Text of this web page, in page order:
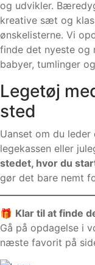
og udvikler.
kreative sæt og
ønskelisterne. Vi
finde det nyeste og
babyer, tumlinger
Legetøj
sted
Uanset om du
legekassen eller
stedet, hvor du
gør det bare nemt
🎁 Klar til at finde
Gå på opdagelse i
næste favorit på